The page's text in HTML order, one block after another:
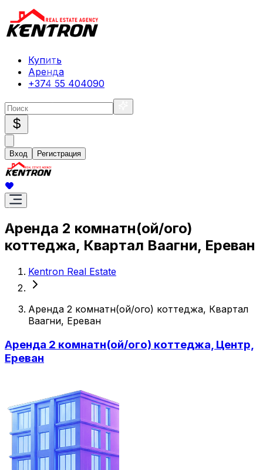
Купить
Аренда
+374 55 404090
$
Вход Регистрация
Аренда 2 комнатн(ой/ого)
коттеджа, Квартал Ваагни, Ереван
Kentron Real Estate
Аренда 2 комнатн(ой/ого) коттеджа, Квартал
Ваагни, Ереван
Аренда 2 комнатн(ой/ого) коттеджа, Центр,
Ереван